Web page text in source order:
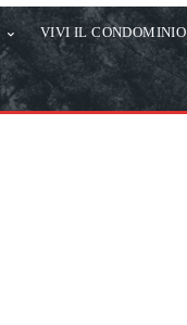
VIVI IL CONDOMINIO